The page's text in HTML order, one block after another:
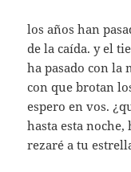
los años han
de la caída. y el
ha pasado con la
con que brotan
espero en vos.
hasta esta noche,
rezaré a tu